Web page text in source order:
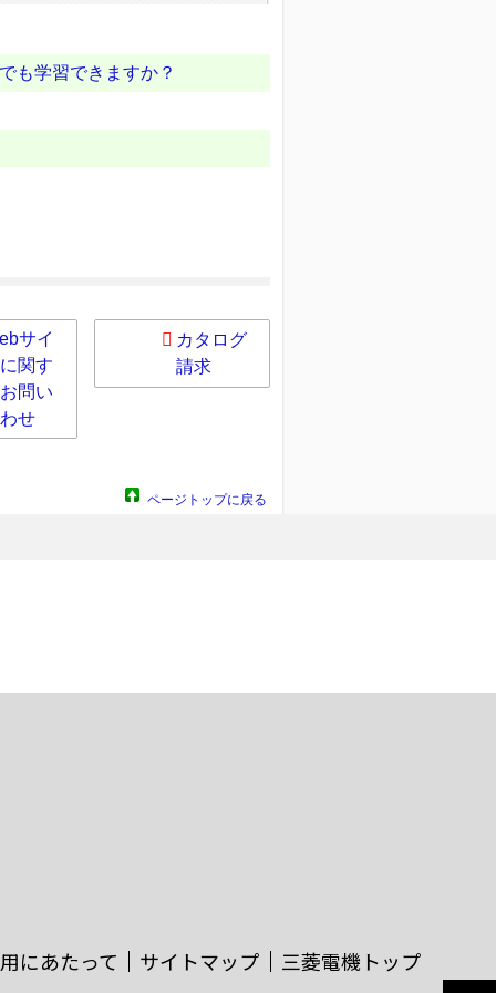
も学習できますか？
サイ
関す
問い
せ
カタログ
請求
ページトップに戻る
にあたって サイトマップ 三菱電機トップ